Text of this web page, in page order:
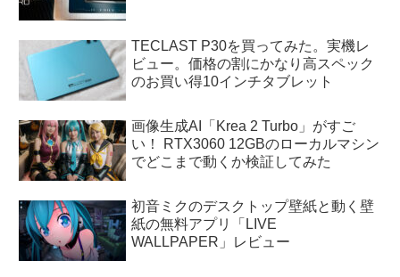
TECLAST P30を買ってみた。実機レ
ビュー。価格の割にかなり高スペック
のお買い得10インチタブレット
画像生成AI「Krea 2 Turbo」がすご
い！ RTX3060 12GBのローカルマシン
でどこまで動くか検証してみた
初音ミクのデスクトップ壁紙と動く壁
紙の無料アプリ「LIVE
WALLPAPER」レビュー